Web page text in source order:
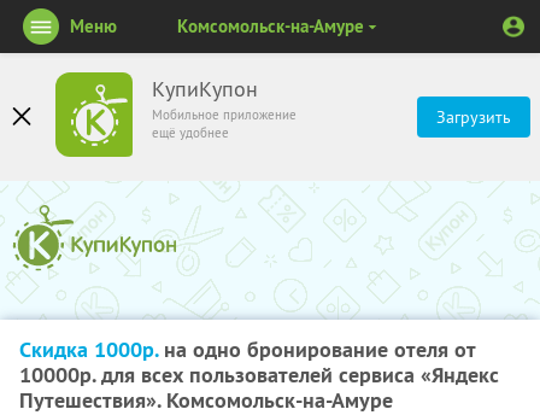
КупиКупон
Мобильное приложение
ещё удобнее
Загрузить
Меню Комсомольск-на-Амуре
Скидка 1000р.на одно бронирование отеля от
10000р. для всех пользователей сервиса «Яндекс
Путешествия». Комсомольск-на-Амуре